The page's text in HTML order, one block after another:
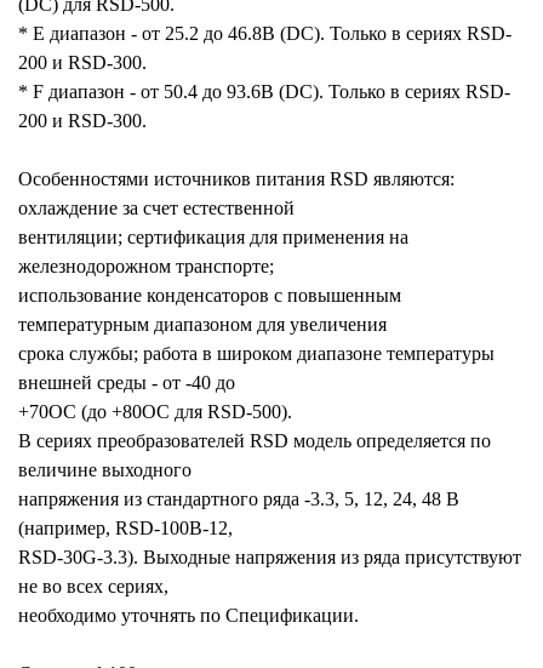
* E диапазон - от 25.2 до 46.8В (DC). Только в сериях RSD-
200 и RSD-300.
* F диапазон - от 50.4 до 93.6В (DC). Только в сериях RSD-
200 и RSD-300.
Особенностями источников питания RSD являются:
охлаждение за счет естественной
вентиляции; сертификация для применения на
железнодорожном транспорте;
использование конденсаторов с повышенным
температурным диапазоном для увеличения
срока службы; работа в широком диапазоне температуры
внешней среды - от -40 до
+70ОС (до +80ОС для RSD-500).
В сериях преобразователей RSD модель определяется по
величине выходного
напряжения из стандартного ряда -3.3, 5, 12, 24, 48 В
(например, RSD-100B-12,
RSD-30G-3.3). Выходные напряжения из ряда присутствуют
не во всех сериях,
необходимо уточнять по Спецификации.